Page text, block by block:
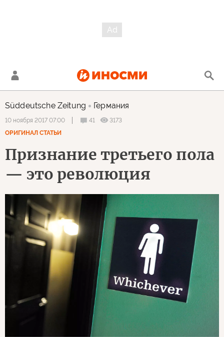
Süddeutsche Zeitung Германия
10 ноября 2017 07:00 41
3173
ОРИГИНАЛ СТАТЬИ
Признание третьего пола
— это революция